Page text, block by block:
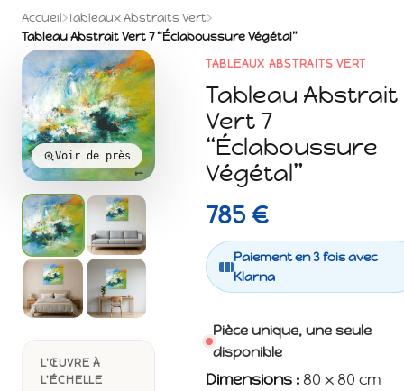
Accueil›Tableaux Abstraits Vert›
Tableau Abstrait Vert 7 “Éclaboussure Végétal”
Voir de près
L'ŒUVRE À
L'ÉCHELLE
TABLEAUX ABSTRAITS VERT
Tableau Abstrait
Vert 7
“Éclaboussure
Végétal”
785 €
Paiement en 3 fois avec
Klarna
Pièce unique, une seule
disponible
Dimensions :80 x 80 cm